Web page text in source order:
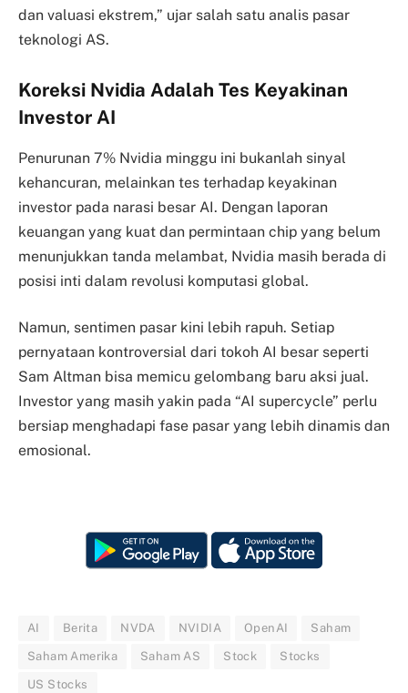
dan valuasi ekstrem,” ujar salah satu analis pasar
teknologi AS.
Koreksi Nvidia Adalah Tes Keyakinan
Investor AI
Penurunan 7% Nvidia minggu ini bukanlah sinyal
kehancuran, melainkan tes terhadap keyakinan
investor pada narasi besar AI. Dengan laporan
keuangan yang kuat dan permintaan chip yang belum
menunjukkan tanda melambat, Nvidia masih berada di
posisi inti dalam revolusi komputasi global.
Namun, sentimen pasar kini lebih rapuh. Setiap
pernyataan kontroversial dari tokoh AI besar seperti
Sam Altman bisa memicu gelombang baru aksi jual.
Investor yang masih yakin pada “AI supercycle” perlu
bersiap menghadapi fase pasar yang lebih dinamis dan
emosional.
AI Berita NVDA NVIDIA OpenAI Saham
Saham Amerika Saham AS Stock Stocks
US Stocks